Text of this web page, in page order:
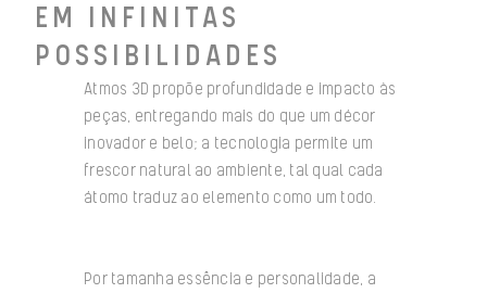
EM INFINITAS
POSSIBILIDADES
Atmos 3D propõe profundidade e impacto às
peças, entregando mais do que um décor
inovador e belo; a tecnologia permite um
frescor natural ao ambiente, tal qual cada
átomo traduz ao elemento como um todo.
Por tamanha essência e personalidade, a